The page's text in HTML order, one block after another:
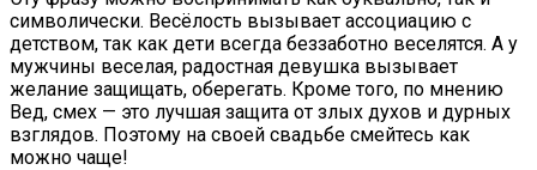
символически. Весёлость вызывает ассоциацию с
детством, так как дети всегда беззаботно веселятся. А у
мужчины веселая, радостная девушка вызывает
желание защищать, оберегать. Кроме того, по мнению
Вед, смех — это лучшая защита от злых духов и дурных
взглядов. Поэтому на своей свадьбе смейтесь как
можно чаще!